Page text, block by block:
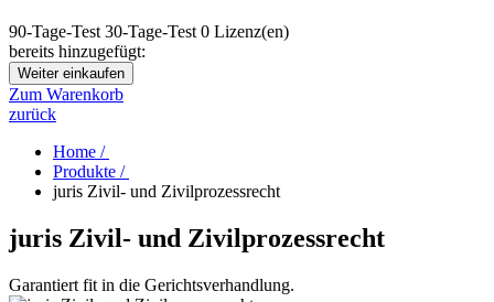
90-Tage-Test 30-Tage-Test 0 Lizenz(en)
bereits hinzugefügt:
Weiter einkaufen
Zum Warenkorb
zurück
Home /
Produkte /
juris Zivil- und Zivilprozessrecht
juris Zivil- und Zivilprozessrecht
Garantiert fit in die Gerichtsverhandlung.